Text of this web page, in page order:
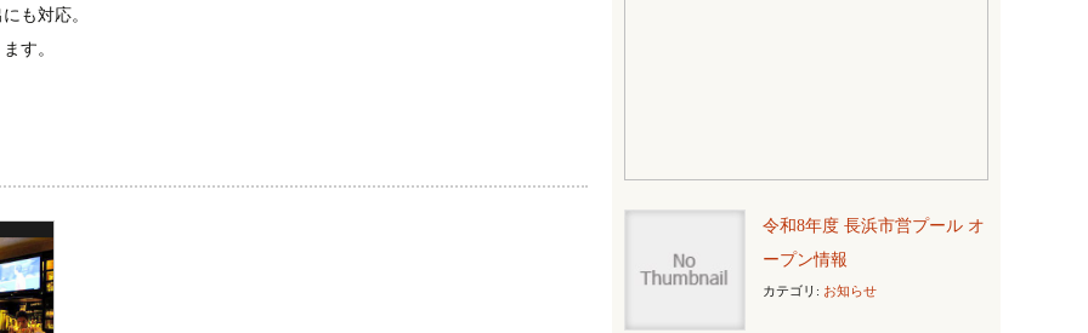
も対応。
す。
令和8年度 長浜市営プール オ
ープン情報
カテゴリ: お知らせ